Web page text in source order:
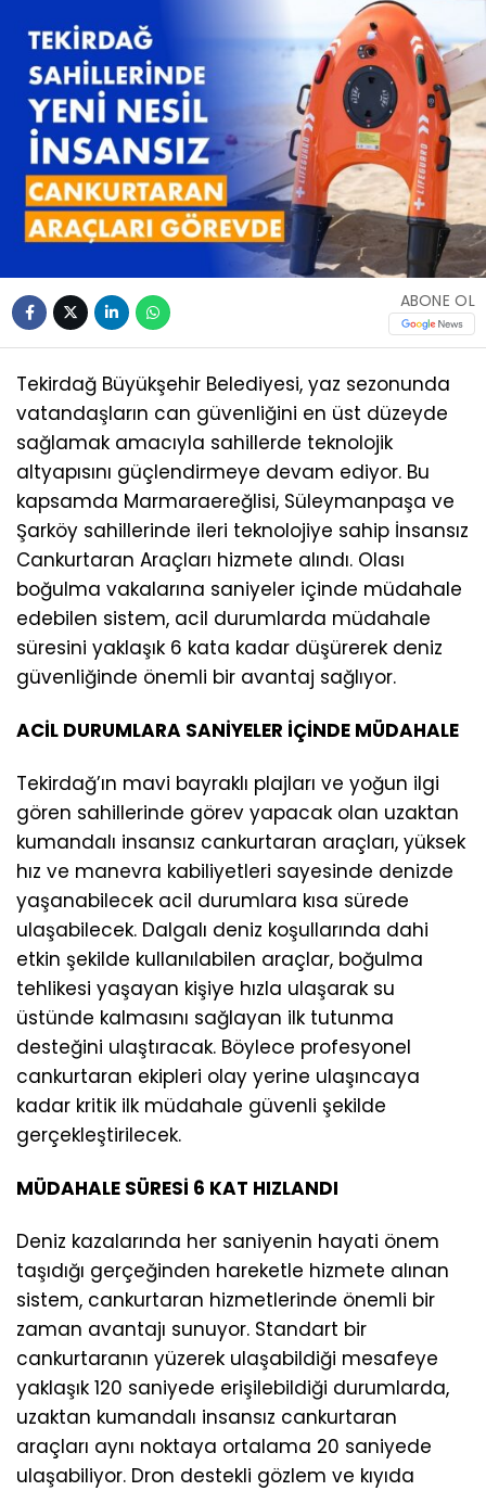
ABONE OL
Tekirdağ Büyükşehir Belediyesi, yaz sezonunda
vatandaşların can güvenliğini en üst düzeyde
sağlamak amacıyla sahillerde teknolojik
altyapısını güçlendirmeye devam ediyor. Bu
kapsamda Marmaraereğlisi, Süleymanpaşa ve
Şarköy sahillerinde ileri teknolojiye sahip İnsansız
Cankurtaran Araçları hizmete alındı. Olası
boğulma vakalarına saniyeler içinde müdahale
edebilen sistem, acil durumlarda müdahale
süresini yaklaşık 6 kata kadar düşürerek deniz
güvenliğinde önemli bir avantaj sağlıyor.
ACİL DURUMLARA SANİYELER İÇİNDE MÜDAHALE
Tekirdağ’ın mavi bayraklı plajları ve yoğun ilgi
gören sahillerinde görev yapacak olan uzaktan
kumandalı insansız cankurtaran araçları, yüksek
hız ve manevra kabiliyetleri sayesinde denizde
yaşanabilecek acil durumlara kısa sürede
ulaşabilecek. Dalgalı deniz koşullarında dahi
etkin şekilde kullanılabilen araçlar, boğulma
tehlikesi yaşayan kişiye hızla ulaşarak su
üstünde kalmasını sağlayan ilk tutunma
desteğini ulaştıracak. Böylece profesyonel
cankurtaran ekipleri olay yerine ulaşıncaya
kadar kritik ilk müdahale güvenli şekilde
gerçekleştirilecek.
MÜDAHALE SÜRESİ 6 KAT HIZLANDI
Deniz kazalarında her saniyenin hayati önem
taşıdığı gerçeğinden hareketle hizmete alınan
sistem, cankurtaran hizmetlerinde önemli bir
zaman avantajı sunuyor. Standart bir
cankurtaranın yüzerek ulaşabildiği mesafeye
yaklaşık 120 saniyede erişilebildiği durumlarda,
uzaktan kumandalı insansız cankurtaran
araçları aynı noktaya ortalama 20 saniyede
ulaşabiliyor. Dron destekli gözlem ve kıyıda